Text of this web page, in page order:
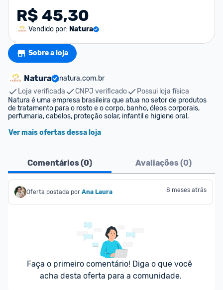
R$ 45,30
Vendido por: Natura
Sobre a loja
Natura
natura.com.br
Loja verificada
CNPJ verificado
Possui loja física
Natura é uma empresa brasileira que atua no setor de produtos
de tratamento para o rosto e o corpo, banho, óleos corporais,
perfumaria, cabelos, proteção solar, infantil e higiene oral.
Ver mais ofertas dessa loja
Comentários (0) Avaliações (0)
Oferta postada por Ana Laura 8 meses atrás
Faça o primeiro comentário! Diga o que você
acha desta oferta para a comunidade.